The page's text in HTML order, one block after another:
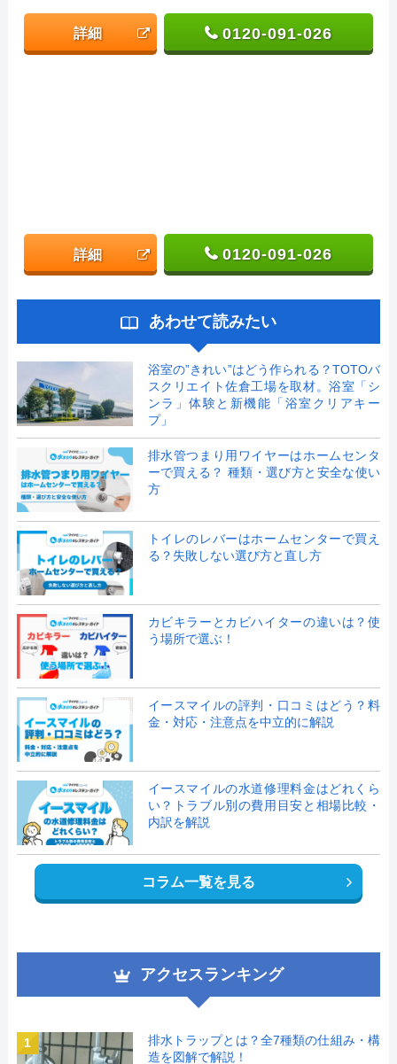
詳細 0120-091-026
詳細 0120-091-026
あわせて読みたい
浴室の”きれい”はどう作られる？TOTOバ
スクリエイト佐倉工場を取材。浴室「シ
ンラ」体験と新機能「浴室クリアキー
プ」
排水管つまり用ワイヤーはホームセンタ
ーで買える？ 種類・選び方と安全な使い
方
トイレのレバーはホームセンターで買え
る？失敗しない選び方と直し方
カビキラーとカビハイターの違いは？使
う場所で選ぶ！
イースマイルの評判・口コミはどう？料
金・対応・注意点を中立的に解説
イースマイルの水道修理料金はどれくら
い？トラブル別の費用目安と相場比較・
内訳を解説
コラム一覧を見る
アクセスランキング
1
排水トラップとは？全7種類の仕組み・構
造を図解で解説！